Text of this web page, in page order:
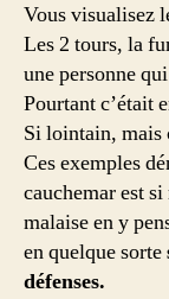
Vous visualisez
Les 2 tours, la
une personne
Pourtant c’était
Si lointain, mais
Ces exemples
cauchemar est
malaise en y
en quelque sorte
défenses.